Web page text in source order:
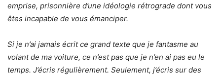
emprise, prisonnière d’une idéologie rétrograde dont vous
êtes incapable de vous émanciper.
Si je n’ai jamais écrit ce grand texte que je fantasme au
volant de ma voiture, ce n’est pas que je n’en ai pas eu le
temps. J’écris régulièrement. Seulement, j’écris sur des